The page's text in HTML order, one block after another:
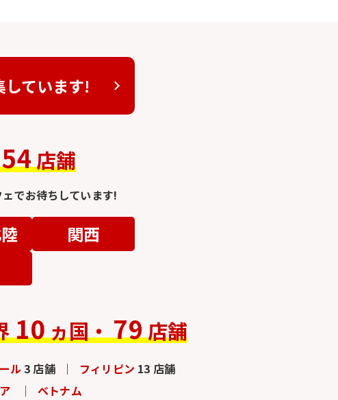
しています!
店舗
でお待ちしています!
関西
10ヵ国・79店舗
ル3 店舗 フィリピン 13 店舗
ベトナム